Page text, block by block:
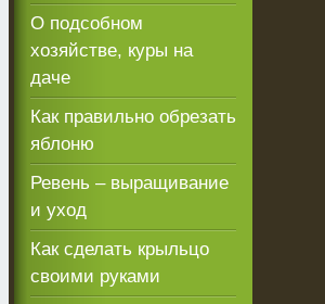
О подсобном
хозяйстве, куры на
даче
Как правильно обрезать
яблоню
Ревень – выращивание
и уход
Как сделать крыльцо
своими руками